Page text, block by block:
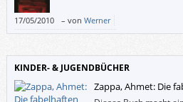
17/05/2010 – von Werner
KINDER- & JUGENDBÜCHER
Zappa, Ahmet: Die